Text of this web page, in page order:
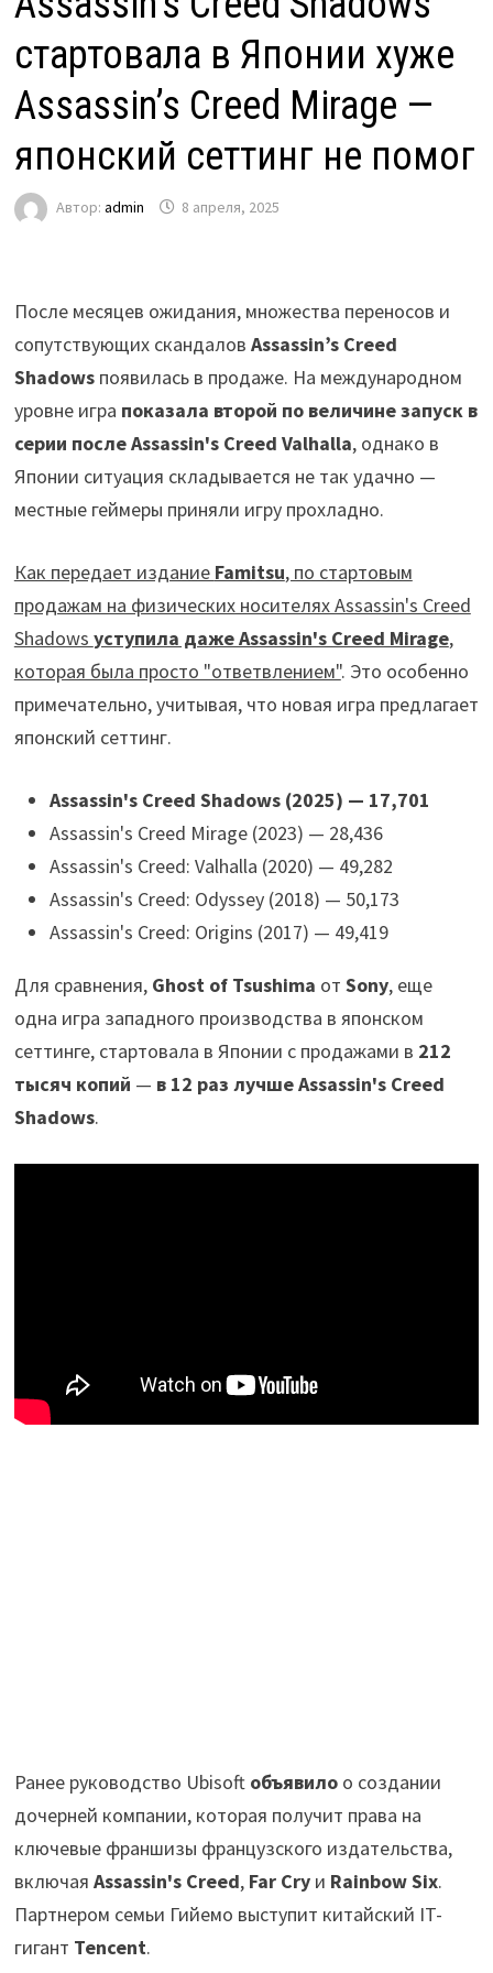
стартовала в Японии хуже
Assassin’s Creed Mirage —
японский сеттинг не помог
Автор: admin 8 апреля, 2025
После месяцев ожидания, множества переносов и
сопутствующих скандалов Assassin’s Creed
Shadowsпоявилась в продаже. На международном
уровне игра показала второй по величине запуск в
серии после Assassin's Creed Valhalla, однако в
Японии ситуация складывается не так удачно —
местные геймеры приняли игру прохладно.
Как передает издание Famitsu, по стартовым
продажам на физических носителях Assassin's Creed
Shadows уступила даже Assassin's Creed Mirage,
которая была просто "ответвлением". Это особенно
примечательно, учитывая, что новая игра предлагает
японский сеттинг.
Assassin's Creed Shadows (2025) — 17,701
Assassin's Creed Mirage (2023) — 28,436
Assassin's Creed: Valhalla (2020) — 49,282
Assassin's Creed: Odyssey (2018) — 50,173
Assassin's Creed: Origins (2017) — 49,419
Для сравнения, Ghost of Tsushima от Sony, еще
одна игра западного производства в японском
сеттинге, стартовала в Японии с продажами в 212
тысяч копий — в 12 раз лучше Assassin's Creed
Shadows.
Ранее руководство Ubisoft объявилоо создании
дочерней компании, которая получит права на
ключевые франшизы французского издательства,
включая Assassin's Creed, Far Cry и Rainbow Six.
Партнером семьи Гийемо выступит китайский IT-
гигант Tencent.